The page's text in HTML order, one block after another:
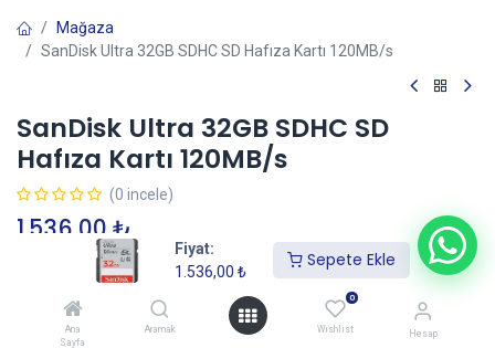
Fiyat:
1.536,00 ₺
Sepete Ekle
Ana
Sayfa
Aramak
0
Wishlist Hesap
Mağaza
SanDisk Ultra 32GB SDHC SD Hafıza Kartı 120MB/s
SanDisk Ultra 32GB SDHC SD
Hafıza Kartı 120MB/s
(0 incele)
1.536,00 ₺
Sepete Ekle